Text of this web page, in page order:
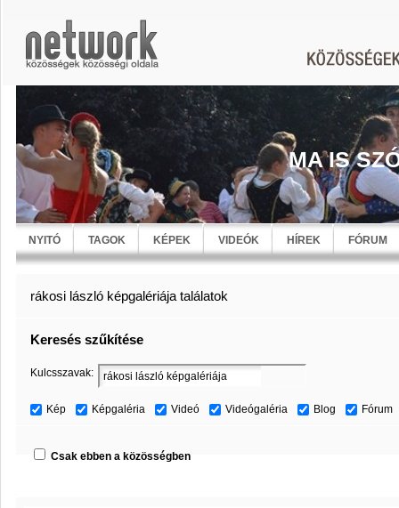
MA IS
NYITÓ TAGOK KÉPEK VIDEÓK HÍREK FÓRUM
rákosi lászló képgalériája találatok
Keresés szűkítése
Kulcsszavak:
Kép Képgaléria Videó Videógaléria Blog Fórum
Csak ebben a közösségben